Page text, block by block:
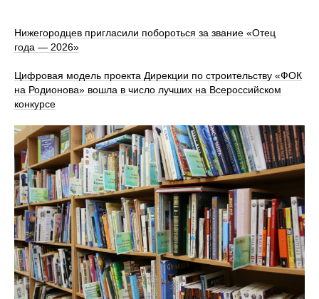
Нижегородцев пригласили побороться за звание «Отец
года — 2026»
Цифровая модель проекта Дирекции по строительству «ФОК
на Родионова» вошла в число лучших на Всероссийском
конкурсе